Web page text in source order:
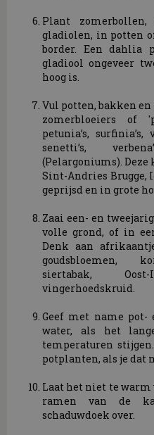
Plant zomerbollen,
gladiolen, in potten
border. Een dahlia
gladiool ongeveer
hoog is.
Vul potten, bakken
zomerbloeiers of
petunia’s,
senetti’s,
(Pelargoniums).
Sint-Andries Brugge,
geprijsd en in grote
Zaai een- en
volle grond, of in
Denk aan
goudsbloemen,
siertabak,
vingerhoedskruid.
Geef met name
water, als het
temperaturen
potplanten, als je dat
Laat het niet te warm
ramen van de
schaduwdoek over.